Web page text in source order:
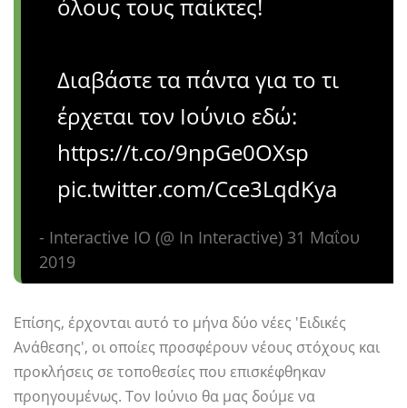
όλους τους παίκτες!
Διαβάστε τα πάντα για το τι
έρχεται τον Ιούνιο εδώ:
https://t.co/9npGe0OXsp
pic.twitter.com/Cce3LqdKya
- Interactive IO (@ Ιn Interactive) 31 Μαΐου
2019
Επίσης, έρχονται αυτό το μήνα δύο νέες 'Ειδικές
Ανάθεσης', οι οποίες προσφέρουν νέους στόχους και
προκλήσεις σε τοποθεσίες που επισκέφθηκαν
προηγουμένως. Τον Ιούνιο θα μας δούμε να